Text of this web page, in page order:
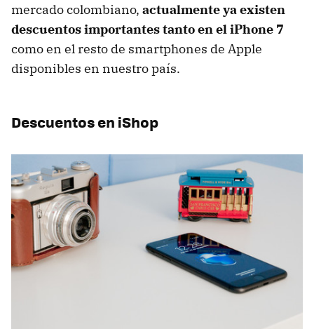
mercado colombiano, actualmente ya existen
descuentos importantes tanto en el iPhone 7
como en el resto de smartphones de Apple
disponibles en nuestro país.
Descuentos en iShop